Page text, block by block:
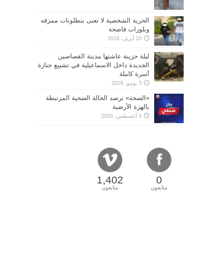
الحرية الشخصية لا تعنى بنطلونات ممزقه
وبلوزات فاضحة
10 أبريل، 2018
ليلة حزينة عاشتها مدينة القصاصين
الجديدة داخل الاسماعيلية في تشييع جنازة
أسرة كاملة
3 يونيو، 2018
«الصحة» ترصد الحالة الصحية المرتبطة
بالهزة الأرضية
3 أغسطس، 2026
0
متابعون
1,402
متابعون